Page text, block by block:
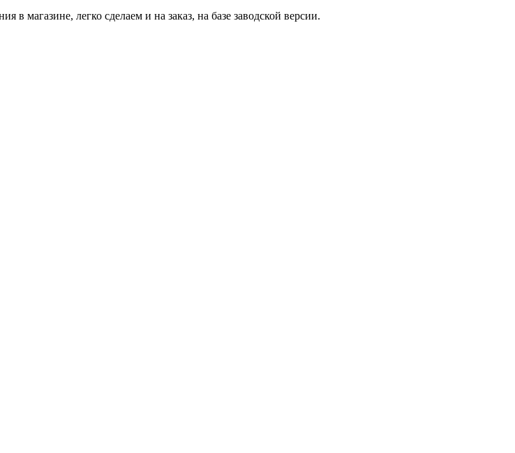
в магазине, легко сделаем и на заказ, на базе заводской версии.